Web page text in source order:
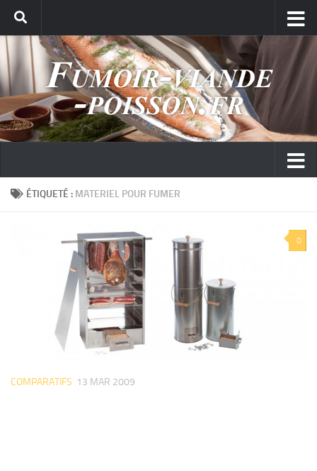
ÉTIQUETÉ : MATERIEL POUR FUMER
0
COMPARATIFS 13 MAR 2009